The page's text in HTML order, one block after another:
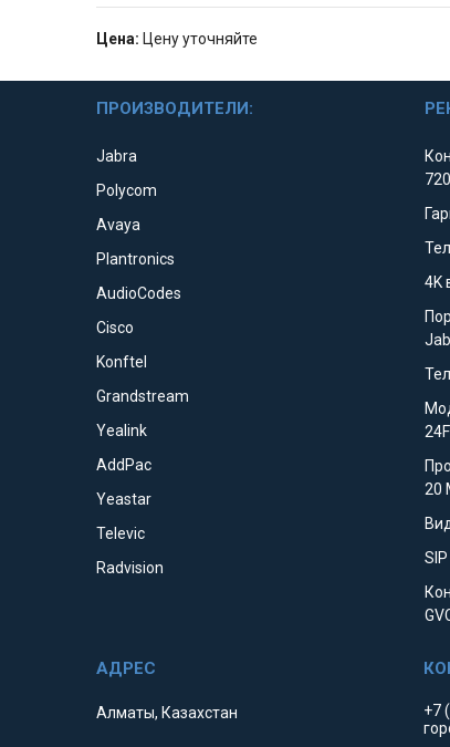
Цена: Цену уточняйте
ПРОИЗВОДИТЕЛИ:
Jabra
Polycom
Avaya
Plantronics
AudioCodes
Cisco
Konftel
Grandstream
Yealink
AddPac
Yeastar
Televic
Radvision
4K
20
Алматы, Казахстан
+7